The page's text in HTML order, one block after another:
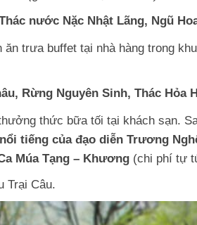
nước Nặc Nhật Lãng, Ngũ
ăn trưa buffet tại nhà hàng trong
Rừng Nguyên Sinh,Thác Hỏa
thức bữa tối tại khách sạn.
tiếng của đạo diễn Trương
Múa Tạng – Khương (chi phí tự
Trại Câu.